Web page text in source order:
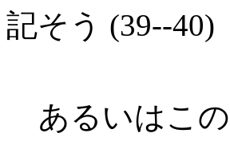
記そう (39--40)
あるいはこ